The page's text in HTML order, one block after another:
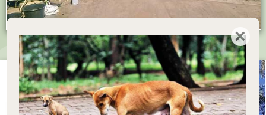
×